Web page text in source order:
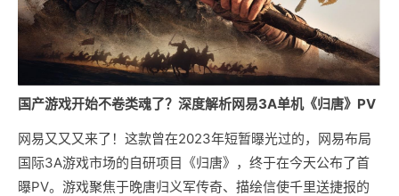
国产游戏开始不卷类魂了？深度解析网易3A单机《归唐》PV
网易又又又来了！这款曾在2023年短暂曝光过的，网易布局
国际3A游戏市场的自研项目《归唐》，终于在今天公布了首
曝PV。游戏聚焦于晚唐归义军传奇、描绘信使千里送捷报的